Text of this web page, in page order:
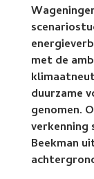
met de
duurzame
genomen.
Beekman